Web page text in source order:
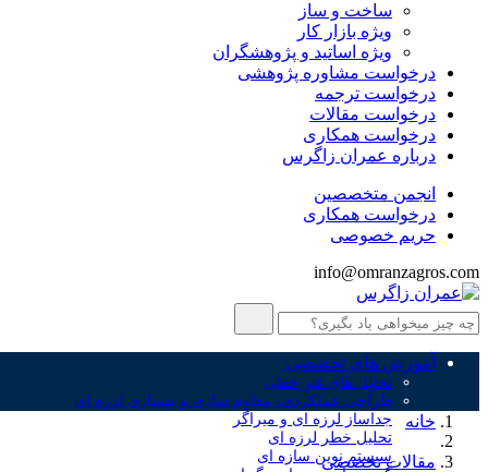
ساخت و ساز
ویژه بازار کار
ویژه اساتید و پژوهشگران
درخواست مشاوره پژوهشی
درخواست ترجمه
درخواست مقالات
درخواست همکاری
درباره عمران زاگرس
انجمن متخصصین
درخواست همکاری
حریم خصوصی
info@omranzagros.com
آموزش های تخصصی
تحلیل های غیر خطی
طراحی عملکردی، مقاوم سازی و بهسازی لرزه ای
جداساز لرزه ای و میراگر
تحلیل خطر لرزه ای
سیستم نوین سازه ای
خانه
مقالات تخصصی